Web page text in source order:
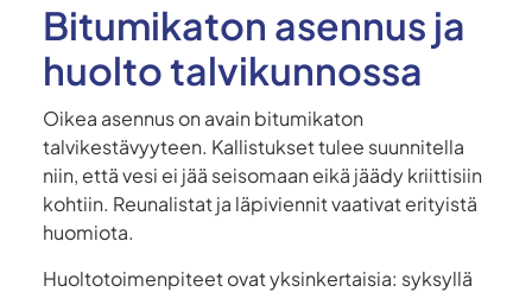
Bitumikaton asennus ja
huolto talvikunnossa
Oikea asennus on avain bitumikaton
talvikestävyyteen. Kallistukset tulee suunnitella
niin, että vesi ei jää seisomaan eikä jäädy kriittisiin
kohtiin. Reunalistat ja läpiviennit vaativat erityistä
huomiota.
Huoltotoimenpiteet ovat yksinkertaisia: syksyllä